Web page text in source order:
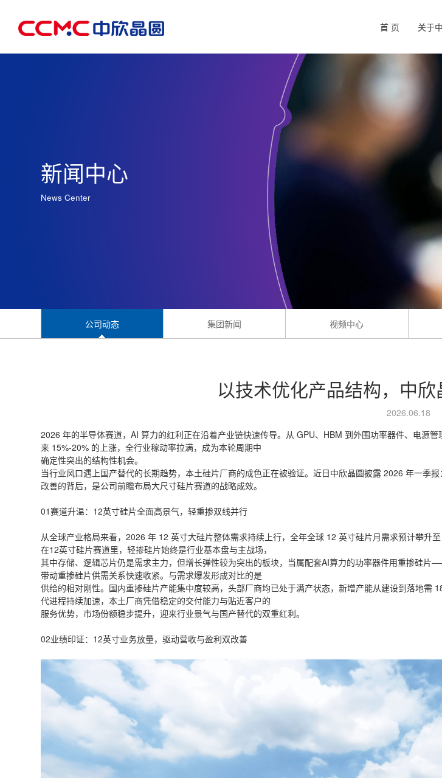
首 页 关于
新闻中心
News Center
公司动态 集团新闻 视频中心
以技术优化产品结构，中
2026.06.18
2026 年的半导体赛道，AI 算力的红利正在沿着产业链快速传导。从 GPU、HBM 到外围功率器件、电
来 15%-20% 的上涨，全行业稼动率拉满，成为本轮周期中
确定性突出的结构性机会。
当行业风口遇上国产替代的长期趋势，本土硅片厂商的成色正在被验证。近日中欣晶圆披露 2026 年一
改善的背后，是公司前瞻布局大尺寸硅片赛道的战略成效。
01赛道升温：12英寸硅片全面高景气，轻重掺双线并行
从全球产业格局来看，2026 年 12 英寸大硅片整体需求持续上行，全年全球 12 英寸硅片月需求预计攀升至
在12英寸硅片赛道里，轻掺硅片始终是行业基本盘与主战场，
其中存储、逻辑芯片仍是需求主力，但增长弹性较为突出的板块，当属配套AI算力的功率器件用重掺硅
带动重掺硅片供需关系快速收紧。与需求爆发形成对比的是
供给的相对刚性。国内重掺硅片产能集中度较高，头部厂商均已处于满产状态，新增产能从建设到落地
代进程持续加速，本土厂商凭借稳定的交付能力与贴近客户的
服务优势，市场份额稳步提升，迎来行业景气与国产替代的双重红利。
02业绩印证：12英寸业务放量，驱动营收与盈利双改善